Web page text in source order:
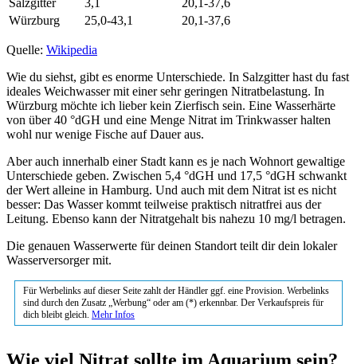
Salzgitter
3,1
20,1-37,6
Würzburg
25,0-43,1 20,1-37,6
Quelle: Wikipedia
Wie du siehst, gibt es enorme Unterschiede. In Salzgitter hast du fast
ideales Weichwasser mit einer sehr geringen Nitratbelastung. In
Würzburg möchte ich lieber kein Zierfisch sein. Eine Wasserhärte
von über 40 °dGH und eine Menge Nitrat im Trinkwasser halten
wohl nur wenige Fische auf Dauer aus.
Aber auch innerhalb einer Stadt kann es je nach Wohnort gewaltige
Unterschiede geben. Zwischen 5,4 °dGH und 17,5 °dGH schwankt
der Wert alleine in Hamburg. Und auch mit dem Nitrat ist es nicht
besser: Das Wasser kommt teilweise praktisch nitratfrei aus der
Leitung. Ebenso kann der Nitratgehalt bis nahezu 10 mg/l betragen.
Die genauen Wasserwerte für deinen Standort teilt dir dein lokaler
Wasserversorger mit.
Für Werbelinks auf dieser Seite zahlt der Händler ggf. eine Provision. Werbelinks
sind durch den Zusatz „Werbung“ oder am (*) erkennbar. Der Verkaufspreis für
dich bleibt gleich. Mehr Infos